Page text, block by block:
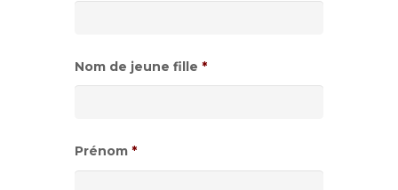
Nom de jeune fille *
Prénom *